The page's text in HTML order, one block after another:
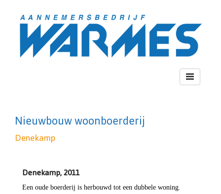
Toggle
navigation
Nieuwbouw woonboerderij
Denekamp
Denekamp, 2011
Een oude boerderij is herbouwd tot een dubbele woning.